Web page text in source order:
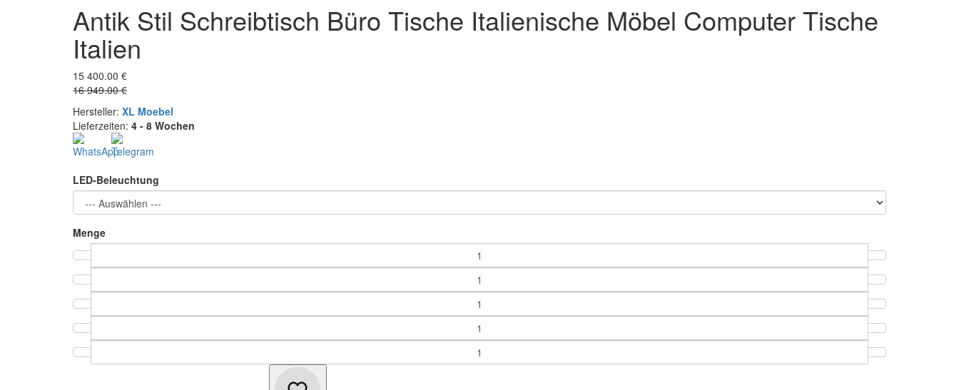
Antik Stil Schreibtisch Büro Tische Italienische Möbel Computer Tische
Italien
15 400.00 €
16 949.00 €
Hersteller: XL Moebel
Lieferzeiten: 4 - 8 Wochen
LED-Beleuchtung
Menge